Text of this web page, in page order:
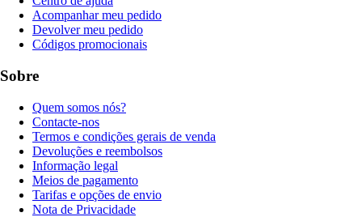
Acompanhar meu pedido
Devolver meu pedido
Códigos promocionais
Sobre
Quem somos nós?
Contacte-nos
Termos e condições gerais de venda
Devoluções e reembolsos
Informação legal
Meios de pagamento
Tarifas e opções de envio
Nota de Privacidade